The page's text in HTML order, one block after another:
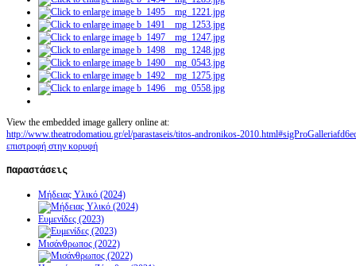
View the embedded image gallery online at:
http://www.theatrodomatiou.gr/el/parastaseis/titos-andronikos-
επιστροφή στην κορυφή
Παραστάσεις
Μήδειας Υλικό (2024)
Ευμενίδες (2023)
Μισάνθρωπος (2022)